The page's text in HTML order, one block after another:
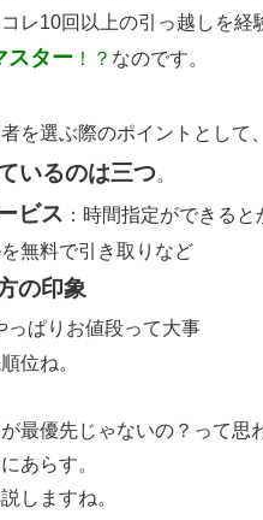
レ10回以上の引っ越しを経
スター ！？ なのです。
を選ぶ際のポイントとして、
いるのは三つ。
ビス ：時間指定ができる
無料で引き取りなど
の印象
っぱりお値段って大事
位ね。
最優先じゃないの？って思
あらす。
しますね。